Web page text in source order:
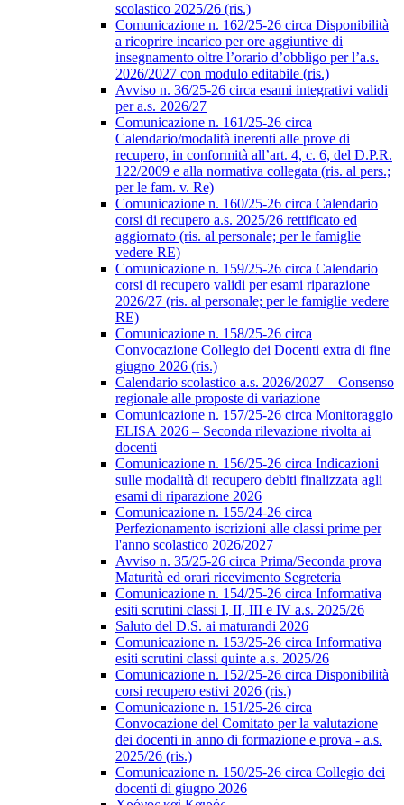
scolastico 2025/26 (ris.)
Comunicazione n. 162/25-26 circa Disponibilità
a ricoprire incarico per ore aggiuntive di
insegnamento oltre l’orario d’obbligo per l’a.s.
2026/2027 con modulo editabile (ris.)
Avviso n. 36/25-26 circa esami integrativi validi
per a.s. 2026/27
Comunicazione n. 161/25-26 circa
Calendario/modalità inerenti alle prove di
recupero, in conformità all’art. 4, c. 6, del D.P.R.
122/2009 e alla normativa collegata (ris. al pers.;
per le fam. v. Re)
Comunicazione n. 160/25-26 circa Calendario
corsi di recupero a.s. 2025/26 rettificato ed
aggiornato (ris. al personale; per le famiglie
vedere RE)
Comunicazione n. 159/25-26 circa Calendario
corsi di recupero validi per esami riparazione
2026/27 (ris. al personale; per le famiglie vedere
RE)
Comunicazione n. 158/25-26 circa
Convocazione Collegio dei Docenti extra di fine
giugno 2026 (ris.)
Calendario scolastico a.s. 2026/2027 – Consenso
regionale alle proposte di variazione
Comunicazione n. 157/25-26 circa Monitoraggio
ELISA 2026 – Seconda rilevazione rivolta ai
docenti
Comunicazione n. 156/25-26 circa Indicazioni
sulle modalità di recupero debiti finalizzata agli
esami di riparazione 2026
Comunicazione n. 155/24-26 circa
Perfezionamento iscrizioni alle classi prime per
l'anno scolastico 2026/2027
Avviso n. 35/25-26 circa Prima/Seconda prova
Maturità ed orari ricevimento Segreteria
Comunicazione n. 154/25-26 circa Informativa
esiti scrutini classi I, II, III e IV a.s. 2025/26
Saluto del D.S. ai maturandi 2026
Comunicazione n. 153/25-26 circa Informativa
esiti scrutini classi quinte a.s. 2025/26
Comunicazione n. 152/25-26 circa Disponibilità
corsi recupero estivi 2026 (ris.)
Comunicazione n. 151/25-26 circa
Convocazione del Comitato per la valutazione
dei docenti in anno di formazione e prova - a.s.
2025/26 (ris.)
Comunicazione n. 150/25-26 circa Collegio dei
docenti di giugno 2026